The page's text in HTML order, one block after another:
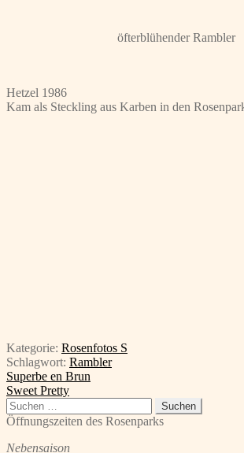
öfterblühender Rambler
Hetzel 1986
Kam als Steckling aus Karben in den
Kategorie: Rosenfotos S
Schlagwort: Rambler
Beitragsnavigation
Vorheriger
Beitrag:
Superbe en Brun
Nächster
Beitrag:
Sweet Pretty
Suchen
nach:
Öffnungszeiten des Rosenparks
Nebensaison